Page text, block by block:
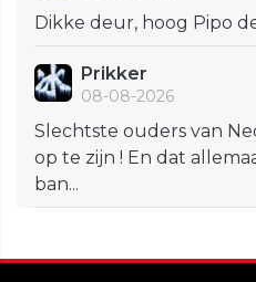
Dikke deur, hoog Pipo
Prikker
08-08-2026
Slechtste ouders van
op te zijn ! En dat
ban...